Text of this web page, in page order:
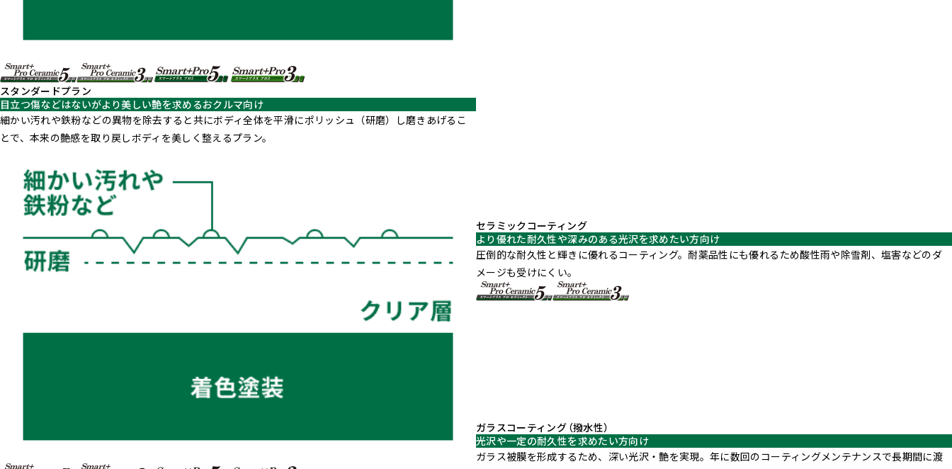
スタンダードプラン
目立つ傷などはないがより美しい艶を求めるおクルマ向け
細かい汚れや鉄粉などの異物を除去すると共にボディ全体を平滑にポリッシュ（研磨）し磨きあげるこ
とで、本来の艶感を取り戻しボディを美しく整えるプラン。
セラミックコーティング
より優れた耐久性や深みのある光沢を求めたい方向け
圧倒的な耐久性と輝きに優れるコーティング。耐薬品性にも優れるため酸性雨や除雪剤、塩害などのダ
メージも受けにくい。
ガラスコーティング（撥水性）
光沢や一定の耐久性を求めたい方向け
ガラス被膜を形成するため、深い光沢・艶を実現。年に数回のコーティングメンテナンスで長期間に渡